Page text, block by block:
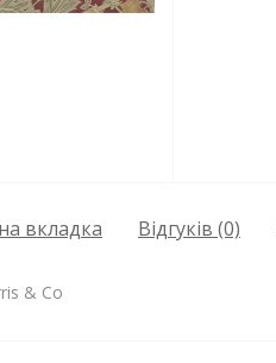
вкладка Відгуків (0)
& Co